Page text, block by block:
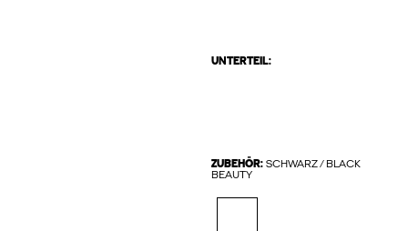
UNTERTEIL:
ZUBEHÖR: SCHWARZ / BLACK
BEAUTY